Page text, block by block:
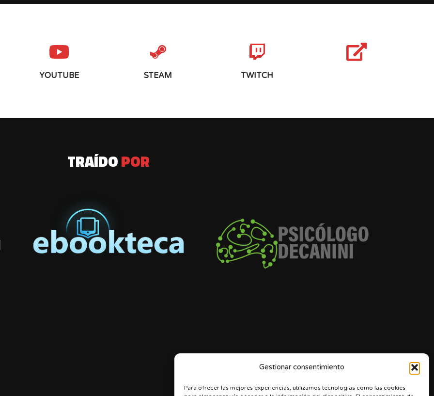
Gestionar consentimiento
Para ofrecer las mejores experiencias, utilizamos tecnologías como las cookies
YOUTUBE STEAM TWITCH
TRAÍDOPOR